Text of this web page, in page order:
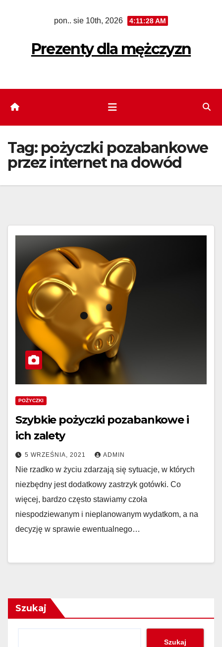
pon.. sie 10th, 2026 4:11:29 AM
Prezenty dla mężczyzn
Tag: pożyczki pozabankowe
przez internet na dowód
POŻYCZKI
Szybkie pożyczki pozabankowe i
ich zalety
5 WRZEŚNIA, 2021 ADMIN
Nie rzadko w życiu zdarzają się sytuacje, w których
niezbędny jest dodatkowy zastrzyk gotówki. Co
więcej, bardzo często stawiamy czoła
niespodziewanym i nieplanowanym wydatkom, a na
decyzję w sprawie ewentualnego…
Szukaj
Szukaj